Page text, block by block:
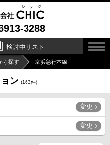
3288
検討中リスト
ら探す 京浜急行本線
ン (163件)
変更
変更